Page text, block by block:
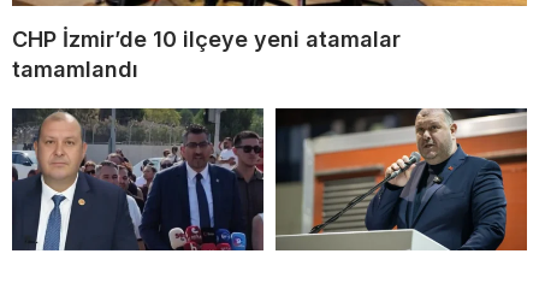
CHP İzmir’de 10 ilçeye yeni atamalar
tamamlandı